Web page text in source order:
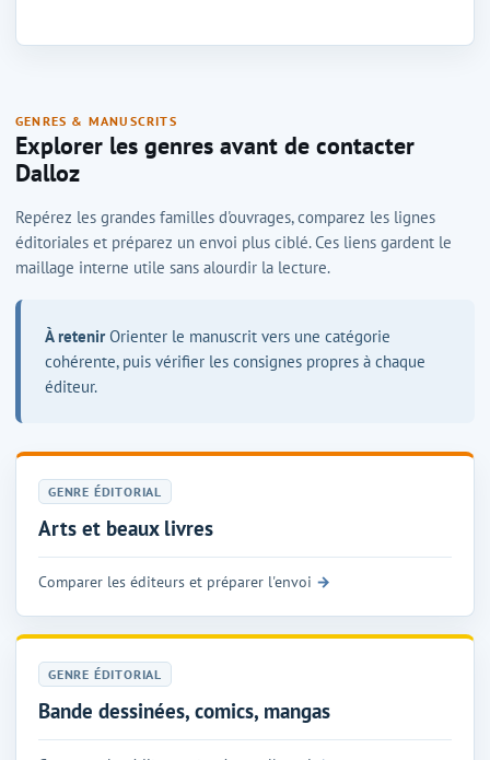
GENRES & MANUSCRITS
Explorer les genres avant de contacter
Dalloz
Repérez les grandes familles d'ouvrages, comparez les lignes
éditoriales et préparez un envoi plus ciblé. Ces liens gardent le
maillage interne utile sans alourdir la lecture.
À retenir Orienter le manuscrit vers une catégorie
cohérente, puis vérifier les consignes propres à chaque
éditeur.
GENRE ÉDITORIAL
Arts et beaux livres
Comparer les éditeurs et préparer l'envoi
GENRE ÉDITORIAL
Bande dessinées, comics, mangas